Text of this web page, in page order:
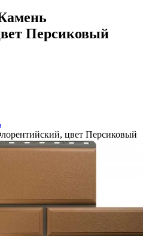
Персиковый
цвет Персиковый